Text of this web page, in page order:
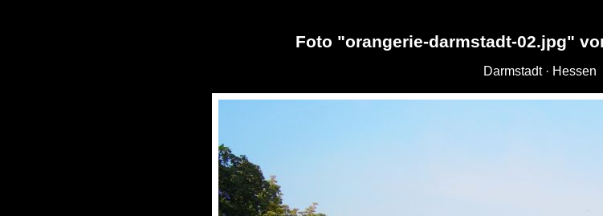
Foto "orangerie-darmstadt-02.jpg"
Darmstadt · Hessen